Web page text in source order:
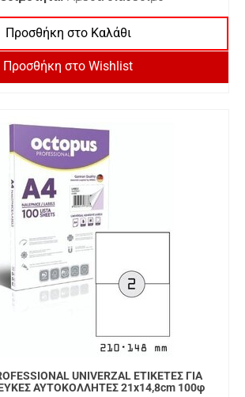
Προσθήκη στο Καλάθι
Προσθήκη στο Wishlist
UNIVERZAL ΕΤΙΚΕΤΕΣ ΓΙΑ
ΑΥΤΟΚΟΛΛΗΤΕΣ 21x14,8cm 100φ